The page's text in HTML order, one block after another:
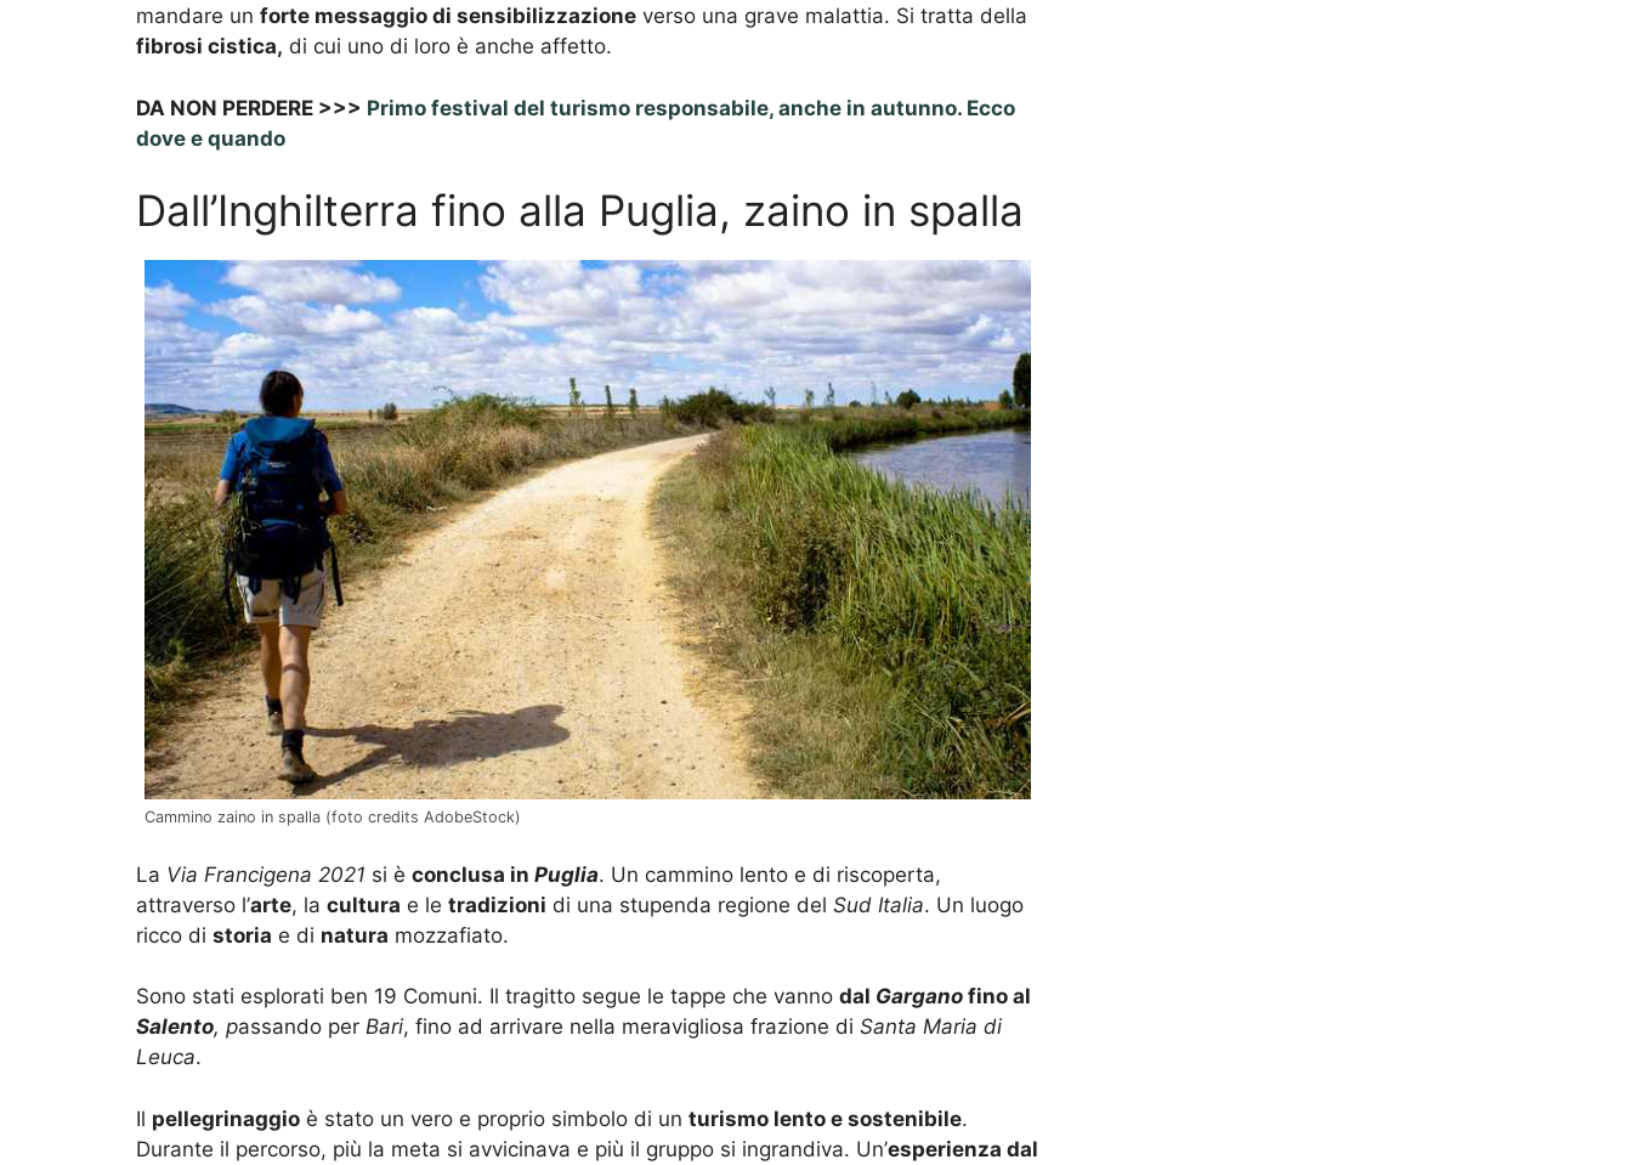
mandare un forte messaggio di sensibilizzazione verso una grave malattia. Si tratta della
fibrosi cistica, di cui uno di loro è anche affetto.
DA NON PERDERE >>> Primo festival del turismo responsabile, anche in autunno. Ecco
dove e quando
Dall’Inghilterra fino alla Puglia, zaino in spalla
Cammino zaino in spalla (foto credits AdobeStock)
La Via Francigena 2021 si è conclusa in Puglia. Un cammino lento e di riscoperta,
attraverso l’arte, la cultura e le tradizioni di una stupenda regione del Sud Italia. Un luogo
ricco di storia e di natura mozzafiato.
Sono stati esplorati ben 19 Comuni. Il tragitto segue le tappe che vanno dal Gargano fino al
Salento, passando per Bari, fino ad arrivare nella meravigliosa frazione di Santa Maria di
Leuca.
Il pellegrinaggio è stato un vero e proprio simbolo di un turismo lento e sostenibile.
Durante il percorso, più la meta si avvicinava e più il gruppo si ingrandiva. Un’esperienza dal